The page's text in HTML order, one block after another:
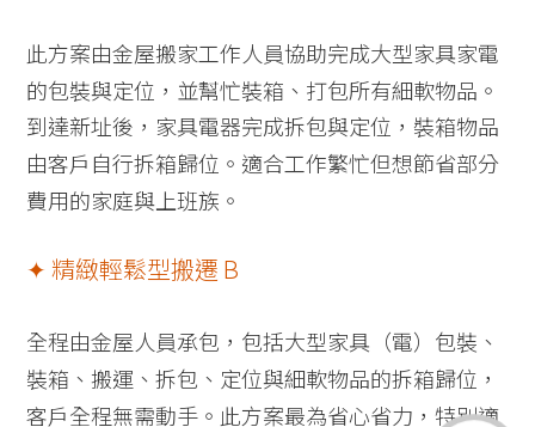
此方案由金屋搬家工作人員協助完成大型家具家電
的包裝與定位，並幫忙裝箱、打包所有細軟物品。
到達新址後，家具電器完成拆包與定位，裝箱物品
由客戶自行拆箱歸位。適合工作繁忙但想節省部分
費用的家庭與上班族。
✦ 精緻輕鬆型搬遷 B
全程由金屋人員承包，包括大型家具（電）包裝、
裝箱、搬運、拆包、定位與細軟物品的拆箱歸位，
客戶全程無需動手。此方案最為省心省力，特別適